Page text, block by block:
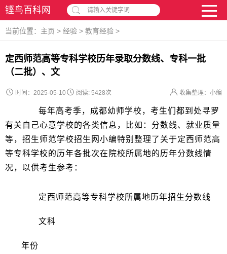
铿鸟百科网 请输入关键字词
当前位置： 主页 > 经验 > 教育经验 >
定西师范高等专科学校历年录取分数线、专科一批
（二批）、文
时间：2025-05-10 收集整理：小编
阅读: 5428次
每年高考季，成都幼师学校，考生们都到处寻罗
有关自己心意学校的各类信息，比如：分数线、就业质量
等，招生师范学校招生网小编特别整理了关于定西师范高
等专科学校的历年各批次在院校所属地的历年分数线情
况，以供考生参考：
定西师范高等专科学校所属地历年招生分数线
文科
年份